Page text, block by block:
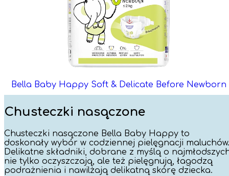
Bella Baby Happy Soft & Delicate Before Newborn
Chusteczki nasączone
Chusteczki nasączone Bella Baby Happy to
doskonały wybór w codziennej pielęgnacji maluchów.
Delikatne składniki, dobrane z myślą o
nie tylko oczyszczają, ale też pielęgnują, łagodzą
podrażnienia i nawilżają delikatną skórę dziecka.